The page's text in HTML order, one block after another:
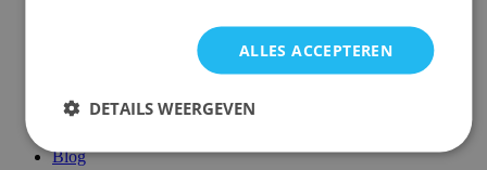
Algemene voorwaarden
Juridische vermeldingen
Privacy- en cookie verklaring
Blog
ALLES ACCEPTEREN
DETAILS WEERGEVEN